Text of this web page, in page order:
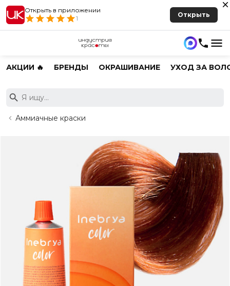
Открыть в приложении
1
Открыть
АКЦИИ 🔥 БРЕНДЫ ОКРАШИВАНИЕ УХОД ЗА
Аммиачные краски